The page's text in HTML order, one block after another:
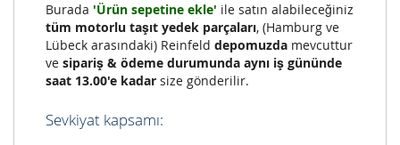
Burada 'Ürün sepetine ekle' ile satın alabileceğiniz
tüm motorlu taşıt yedek parçaları, (Hamburg ve
Lübeck arasındaki) Reinfeld depomuzda mevcuttur
ve sipariş & ödeme durumunda aynı iş gününde
saat 13.00'e kadar size gönderilir.
Sevkiyat kapsamı: